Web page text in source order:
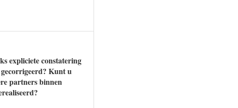
expliciete constatering
Kunt u
partners binnen